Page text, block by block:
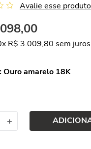
Avalie esse produto
098,00
x R$ 3.009,80 sem juros
Ouro amarelo 18K
＋